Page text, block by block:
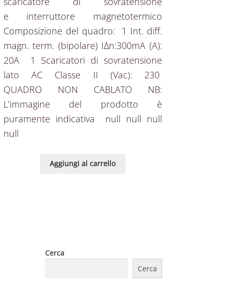
e interruttore magnetotermico
Composizione del quadro: 1 Int. diff.
magn. term. (bipolare) IΔn:300mA (A):
20A 1 Scaricatori di sovratensione
lato AC Classe II (Vac): 230
QUADRO NON CABLATO NB:
L’immagine del prodotto è
puramente indicativa null null null
null
Aggiungi al carrello
Cerca
Cerca